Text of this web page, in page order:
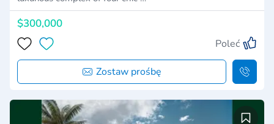
$300,000
Poleć
Zostaw prośbę